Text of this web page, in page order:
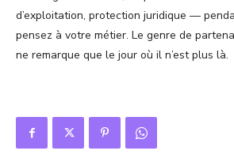
d’exploitation, protection juridique —
pensez à votre métier. Le genre de
ne remarque que le jour où il n’est plus là.